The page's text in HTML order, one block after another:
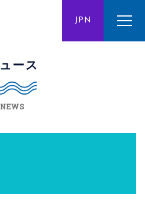
JPN
ENG CHN
ニュース
NEWS